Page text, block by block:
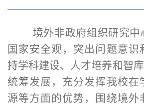
境外非政府组织研究
国家安全观，突出问题意识
持学科建设、人才培养和智
统筹发展，充分发挥我校在
源等方面的优势，围绕境外